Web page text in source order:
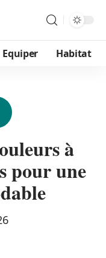
Equiper Habitat
à
pour une